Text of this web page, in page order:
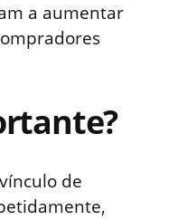
a aumentar
de